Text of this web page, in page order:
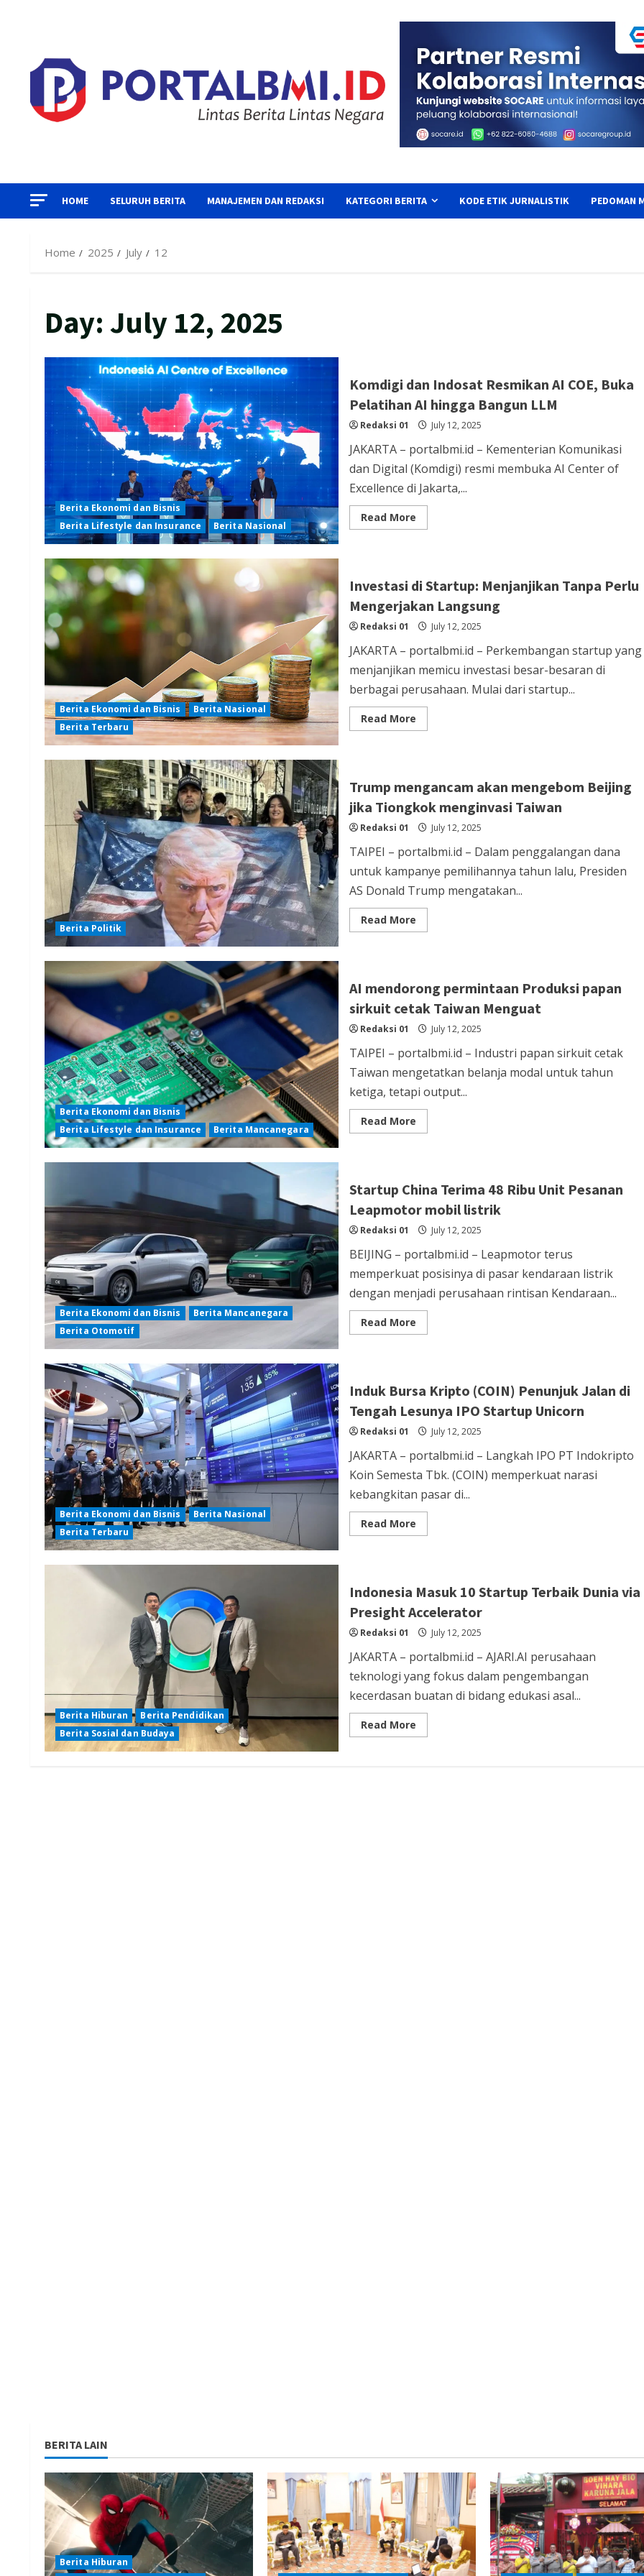
HOME SELURUH BERITA MANAJEMEN DAN REDAKSI KATEGORI BERITA KODE ETIK JURNALISTIK PEDOMAN
Home 2025 July 12
Day: July 12, 2025
Berita Ekonomi dan Bisnis
Berita Lifestyle dan Insurance
Berita Nasional
Komdigi dan Indosat Resmikan AI COE, Buka
Pelatihan AI hingga Bangun LLM
Redaksi 01 July 12, 2025
JAKARTA – portalbmi.id – Kementerian Komunikasi
dan Digital (Komdigi) resmi membuka AI Center of
Excellence di Jakarta,...
Read MoreRead
more
AI
Buka
Pelatihan
AI
Bangun
LLM
Berita Ekonomi dan Bisnis
Berita Nasional
Berita Terbaru
Investasi di Startup: Menjanjikan Tanpa Perlu
Mengerjakan Langsung
Redaksi 01 July 12, 2025
JAKARTA – portalbmi.id – Perkembangan startup yang
menjanjikan memicu investasi besar-besaran di
berbagai perusahaan. Mulai dari startup...
Read MoreRead
more
Tanpa
Perlu
Mengerjakan
Berita Politik
Trump mengancam akan mengebom Beijing
jika Tiongkok menginvasi Taiwan
Redaksi 01 July 12, 2025
TAIPEI – portalbmi.id – Dalam penggalangan dana
untuk kampanye pemilihannya tahun lalu, Presiden
AS Donald Trump mengatakan...
Read MoreRead
more
Beijing
jika
Tiongkok
Taiwan
Berita Ekonomi dan Bisnis
Berita Lifestyle dan Insurance
Berita Mancanegara
AI mendorong permintaan Produksi papan
sirkuit cetak Taiwan Menguat
Redaksi 01 July 12, 2025
TAIPEI – portalbmi.id – Industri papan sirkuit cetak
Taiwan mengetatkan belanja modal untuk tahun
ketiga, tetapi output...
Read MoreRead
more
papan
cetak
Menguat
Berita Ekonomi dan Bisnis
Berita Mancanegara
Berita Otomotif
Startup China Terima 48 Ribu Unit Pesanan
Leapmotor mobil listrik
Redaksi 01 July 12, 2025
BEIJING – portalbmi.id – Leapmotor terus
memperkuat posisinya di pasar kendaraan listrik
dengan menjadi perusahaan rintisan Kendaraan...
Read MoreRead
more
Ribu
Pesanan
Leapmotor
mobil
Berita Ekonomi dan Bisnis
Berita Nasional
Berita Terbaru
Induk Bursa Kripto (COIN) Penunjuk Jalan di
Tengah Lesunya IPO Startup Unicorn
Redaksi 01 July 12, 2025
JAKARTA – portalbmi.id – Langkah IPO PT Indokripto
Koin Semesta Tbk. (COIN) memperkuat narasi
kebangkitan pasar di...
Read MoreRead
more
Penunjuk
di
Lesunya
Startup
Unicorn
Berita Hiburan
Berita Pendidikan
Berita Sosial dan Budaya
Indonesia Masuk 10 Startup Terbaik Dunia via
Presight Accelerator
Redaksi 01 July 12, 2025
JAKARTA – portalbmi.id – AJARI.AI perusahaan
teknologi yang fokus dalam pengembangan
kecerdasan buatan di bidang edukasi asal...
Read MoreRead
more
BERITA LAIN
Berita Hiburan